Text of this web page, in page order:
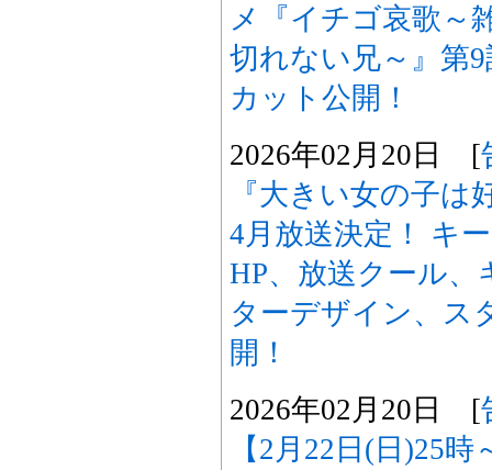
メ『イチゴ哀歌～
切れない兄～』第
カット公開！
2026年02月20日 [
『大きい女の子は
4月放送決定！ キ
HP、放送クール
ターデザイン、ス
開！
2026年02月20日 [
【2月22日(日)25